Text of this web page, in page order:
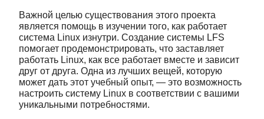
Важной целью существования этого проекта
является помощь в изучении того, как работает
система Linux изнутри. Создание системы LFS
помогает продемонстрировать, что заставляет
работать Linux, как все работает вместе и зависит
друг от друга. Одна из лучших вещей, которую
может дать этот учебный опыт, — это возможность
настроить систему Linux в соответствии с вашими
уникальными потребностями.